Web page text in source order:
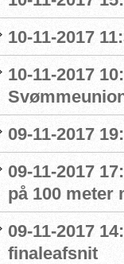
10-11-2017
10-11-2017
09-11-2017
09-11-2017
på 100 meter
09-11-2017
finaleafsnit